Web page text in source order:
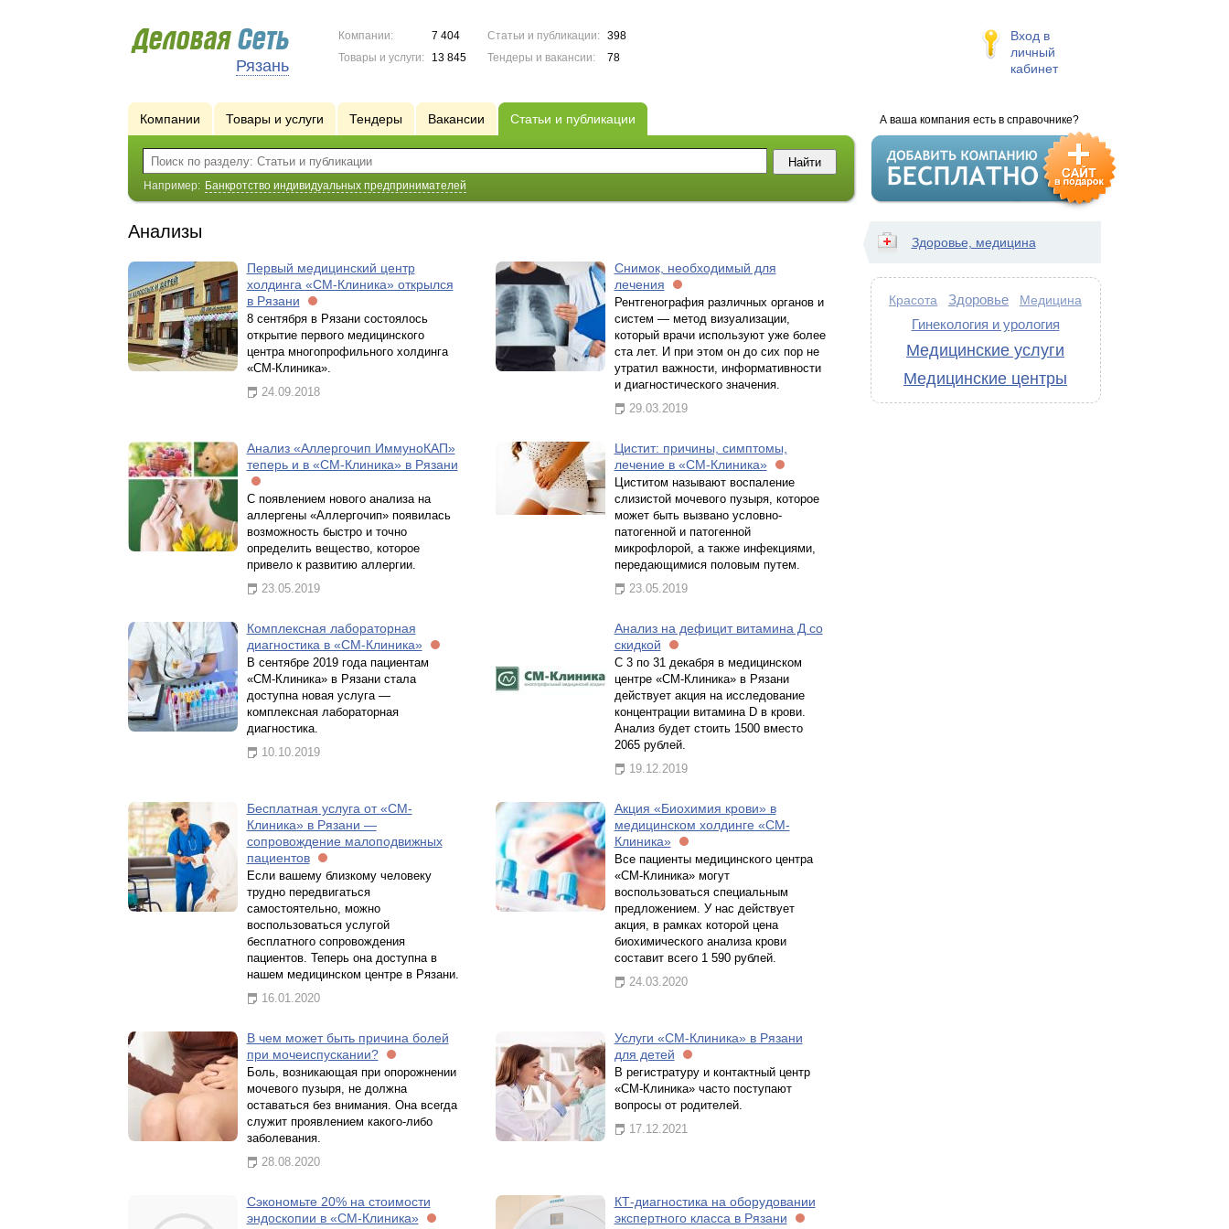
Рязань
Компании:
7 404
Товары и услуги:
13 845
Статьи и публикации:
398
Тендеры и вакансии:
78
Вход в
личный
кабинет
А ваша компания есть в справочнике?
Компании Товары и услуги Тендеры Вакансии Статьи и публикации
Например: Банкротство индивидуальных предпринимателей
Анализы
Первый медицинский центр
холдинга «СМ-Клиника» открылся
в Рязани
8 сентября в Рязани состоялось
открытие первого медицинского
центра многопрофильного холдинга
«СМ-Клиника».
24.09.2018
Снимок, необходимый для
лечения
Рентгенография различных органов и
систем — метод визуализации,
который врачи используют уже более
ста лет. И при этом он до сих пор не
утратил важности, информативности
и диагностического значения.
29.03.2019
Анализ «Аллергочип ИммуноКАП»
теперь и в «СМ-Клиника» в Рязани
С появлением нового анализа на
аллергены «Аллергочип» появилась
возможность быстро и точно
определить вещество, которое
привело к развитию аллергии.
23.05.2019
Цистит: причины, симптомы,
лечение в «СМ-Клиника»
Циститом называют воспаление
слизистой мочевого пузыря, которое
может быть вызвано условно-
патогенной и патогенной
микрофлорой, а также инфекциями,
передающимися половым путем.
23.05.2019
Комплексная лабораторная
диагностика в «СМ-Клиника»
В сентябре 2019 года пациентам
«СМ-Клиника» в Рязани стала
доступна новая услуга —
комплексная лабораторная
диагностика.
10.10.2019
Анализ на дефицит витамина Д со
скидкой
С 3 по 31 декабря в медицинском
центре «СМ-Клиника» в Рязани
действует акция на исследование
концентрации витамина D в крови.
Анализ будет стоить 1500 вместо
2065 рублей.
19.12.2019
Бесплатная услуга от «СМ-
Клиника» в Рязани —
сопровождение малоподвижных
пациентов
Если вашему близкому человеку
трудно передвигаться
самостоятельно, можно
воспользоваться услугой
бесплатного сопровождения
пациентов. Теперь она доступна в
нашем медицинском центре в Рязани.
16.01.2020
Акция «Биохимия крови» в
медицинском холдинге «СМ-
Клиника»
Все пациенты медицинского центра
«СМ-Клиника» могут
воспользоваться специальным
предложением. У нас действует
акция, в рамках которой цена
биохимического анализа крови
составит всего 1 590 рублей.
24.03.2020
В чем может быть причина болей
при мочеиспускании?
Боль, возникающая при опорожнении
мочевого пузыря, не должна
оставаться без внимания. Она всегда
служит проявлением какого-либо
заболевания.
28.08.2020
Услуги «СМ-Клиника» в Рязани
для детей
В регистратуру и контактный центр
«СМ-Клиника» часто поступают
вопросы от родителей.
17.12.2021
Сэкономьте 20% на стоимости
эндоскопии в «СМ-Клиника»
КТ-диагностика на оборудовании
экспертного класса в Рязани
Здоровье, медицина
Красота Здоровье Медицина
Гинекология и урология
Медицинские услуги
Медицинские центры